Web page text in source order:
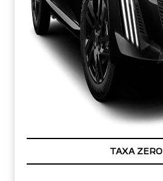
TAXA ZERO